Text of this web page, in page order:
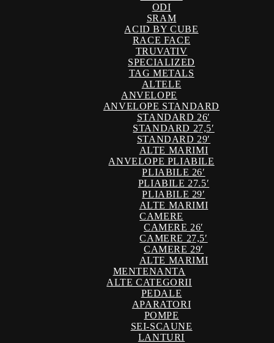
ODI
SRAM
ACID BY CUBE
RACE FACE
TRUVATIV
SPECIALIZED
TAG METALS
ALTELE
ANVELOPE
ANVELOPE STANDARD
STANDARD 26′
STANDARD 27,5′
STANDARD 29′
ALTE MARIMI
ANVELOPE PLIABILE
PLIABILE 26′
PLIABILE 27.5′
PLIABILE 29′
ALTE MARIMI
CAMERE
CAMERE 26′
CAMERE 27,5′
CAMERE 29′
ALTE MARIMI
MENTENANTA
ALTE CATEGORII
PEDALE
APARATORI
POMPE
SEI-SCAUNE
LANTURI